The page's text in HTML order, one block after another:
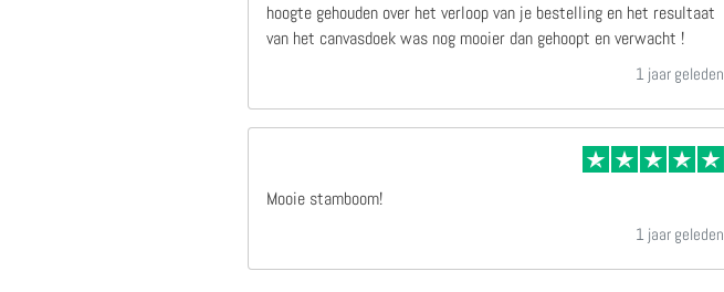
hoogte gehouden over het verloop van je bestelling en het resultaat
van het canvasdoek was nog mooier dan gehoopt en verwacht !
1 jaar geleden
Mooie stamboom!
1 jaar geleden